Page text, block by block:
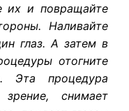
их и повращайте
Наливайте
глаз. А затем в
отогните
Эта процедура
снимает